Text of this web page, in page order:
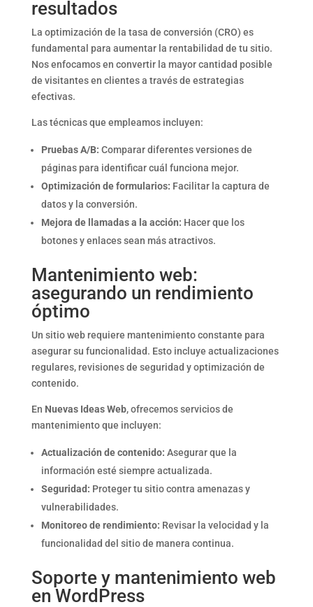
resultados
La optimización de la tasa de conversión (CRO) es
fundamental para aumentar la rentabilidad de tu sitio.
Nos enfocamos en convertir la mayor cantidad posible
de visitantes en clientes a través de estrategias
efectivas.
Las técnicas que empleamos incluyen:
Pruebas A/B: Comparar diferentes versiones de
páginas para identificar cuál funciona mejor.
Optimización de formularios: Facilitar la captura de
datos y la conversión.
Mejora de llamadas a la acción: Hacer que los
botones y enlaces sean más atractivos.
Mantenimiento web:
asegurando un rendimiento
óptimo
Un sitio web requiere mantenimiento constante para
asegurar su funcionalidad. Esto incluye actualizaciones
regulares, revisiones de seguridad y optimización de
contenido.
En Nuevas Ideas Web, ofrecemos servicios de
mantenimiento que incluyen:
Actualización de contenido: Asegurar que la
información esté siempre actualizada.
Seguridad: Proteger tu sitio contra amenazas y
vulnerabilidades.
Monitoreo de rendimiento: Revisar la velocidad y la
funcionalidad del sitio de manera continua.
Soporte y mantenimiento web
en WordPress